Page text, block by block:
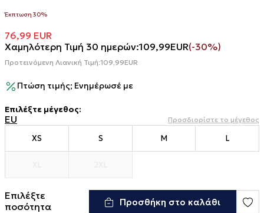
Έκπτωση 30%
76,99 EUR
Χαμηλότερη Τιμή 30 ημερών:109,99EUR(-30%)
Προτεινόμενη Λιανική Τιμή:109,99EUR
Πτώση τιμής; Ενημέρωσέ με
Επιλέξτε μέγεθος:
EU Προσδιορίστε το μέγεθος
XS S M L
Επιλέξτε
ποσότητα
Προσθήκη στο καλάθι